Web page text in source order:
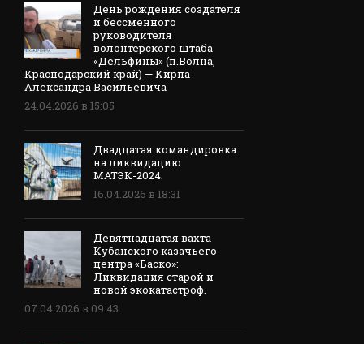
День рождения создателя
и бессменного
руководителя
волонтерского штаба
«Дельфины» (п.Волна,
Краснодарский край) — Кирпа
Александра Васильевича
24.04.2026 в 15:05
Двадцатая командировка
на ликвидацию
МАТЭК-2024.
16.04.2026 в 18:31
Девятнадцатая вахта
Кубанского казачьего
центра «Баско»:
Ликвидация старой и
новой экокатастроф.
07.04.2026 в 09:43